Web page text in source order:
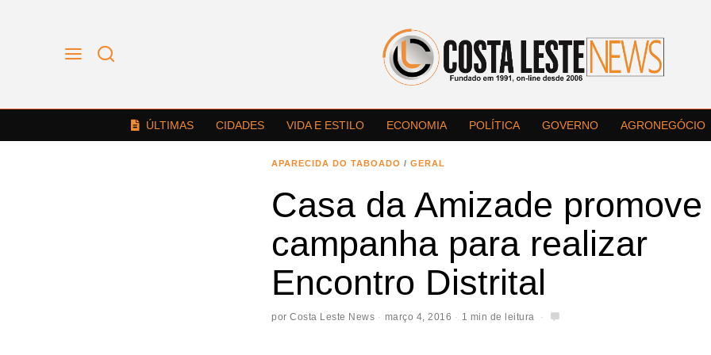
ÚLTIMAS CIDADES VIDA E ESTILO ECONOMIA POLÍTICA GOVERNO AGRONEGÓCIO
APARECIDA DO TABOADO / GERAL
Casa da Amizade promove
campanha para realizar
Encontro Distrital
por Costa Leste News março 4, 2016 1 min de leitura